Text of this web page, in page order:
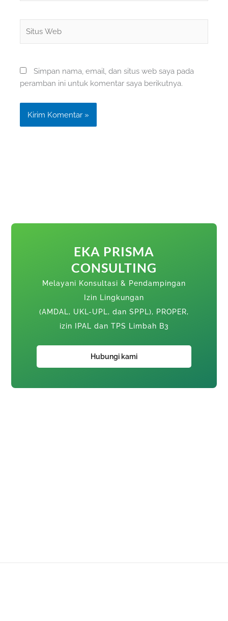
Web
Simpan nama, email, dan situs web saya pada
peramban ini untuk komentar saya berikutnya.
EKA PRISMA
CONSULTING
Melayani Konsultasi & Pendampingan
Izin Lingkungan
(AMDAL, UKL-UPL, dan SPPL), PROPER,
izin IPAL dan TPS Limbah B3
Hubungi kami